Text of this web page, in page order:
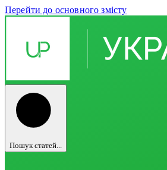
Перейти до основного змісту
Пошук статей...